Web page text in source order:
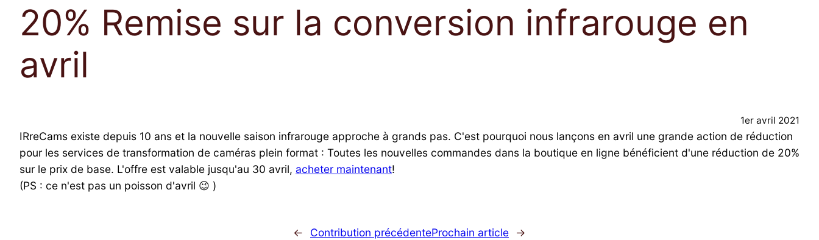
20% Remise sur la conversion infrarouge en
avril
1er avril 2021
IRreCams existe depuis 10 ans et la nouvelle saison infrarouge approche à grands pas. C'est pourquoi nous lançons en avril une grande action de réduction
pour les services de transformation de caméras plein format : Toutes les nouvelles commandes dans la boutique en ligne bénéficient d'une réduction de 20%
sur le prix de base. L'offre est valable jusqu'au 30 avril, acheter maintenant!
(PS : ce n'est pas un poisson d'avril 😉 )
← Contribution précédenteProchain article →